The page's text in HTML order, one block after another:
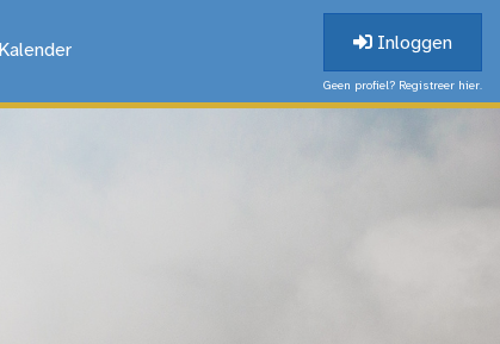
Kalender Inloggen
Geen profiel? Registreer hier.